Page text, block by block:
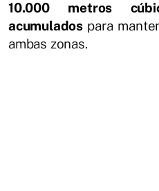
10.000 metros
acumulados para
ambas zonas.